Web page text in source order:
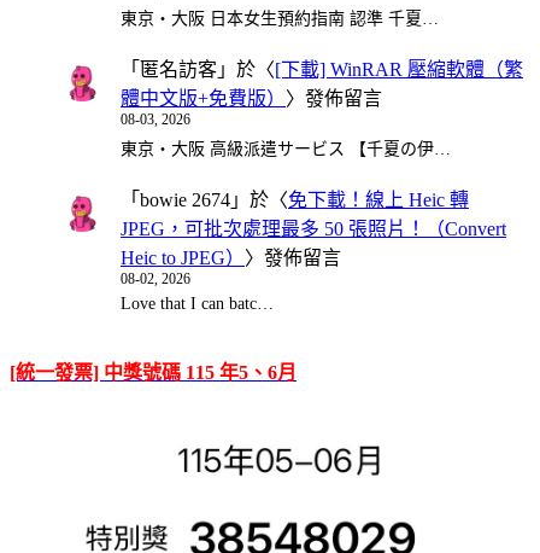
東京・大阪 日本女生預約指南 認準 千夏…
「 匿名訪客 」於〈[下載] WinRAR 壓縮軟體（繁
體中文版+免費版） 〉發佈留言
08-03, 2026
東京・大阪 高級派遣サービス 【千夏の伊…
「 bowie 2674 」於〈免下載！線上 Heic 轉
JPEG，可批次處理最多 50 張照片！（Convert
Heic to JPEG） 〉發佈留言
08-02, 2026
Love that I can batc…
[統一發票] 中獎號碼 115 年5、6月